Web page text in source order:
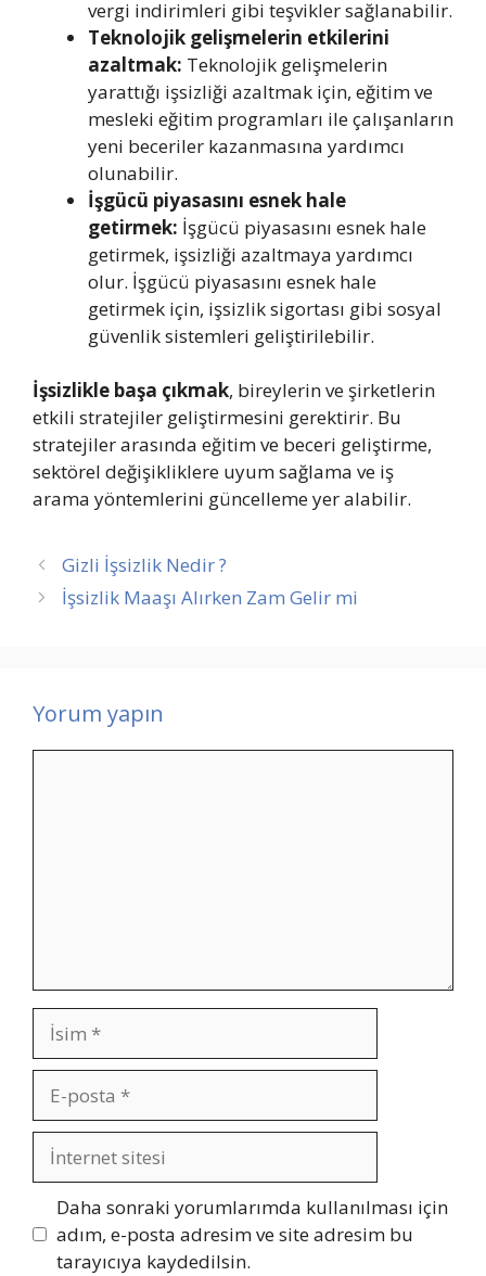
vergi indirimleri gibi teşvikler sağlanabilir.
Teknolojik gelişmelerin etkilerini
azaltmak: Teknolojik gelişmelerin
yarattığı işsizliği azaltmak için, eğitim ve
mesleki eğitim programları ile çalışanların
yeni beceriler kazanmasına yardımcı
olunabilir.
İşgücü piyasasını esnek hale
getirmek: İşgücü piyasasını esnek hale
getirmek, işsizliği azaltmaya yardımcı
olur. İşgücü piyasasını esnek hale
getirmek için, işsizlik sigortası gibi sosyal
güvenlik sistemleri geliştirilebilir.
İşsizlikle başa çıkmak, bireylerin ve şirketlerin
etkili stratejiler geliştirmesini gerektirir. Bu
stratejiler arasında eğitim ve beceri geliştirme,
sektörel değişikliklere uyum sağlama ve iş
arama yöntemlerini güncelleme yer alabilir.
Gizli İşsizlik Nedir ?
İşsizlik Maaşı Alırken Zam Gelir mi
Yorum yapın
İsim
posta
İnternet
sitesi
Daha sonraki yorumlarımda kullanılması için
adım, e-posta adresim ve site adresim bu
tarayıcıya kaydedilsin.